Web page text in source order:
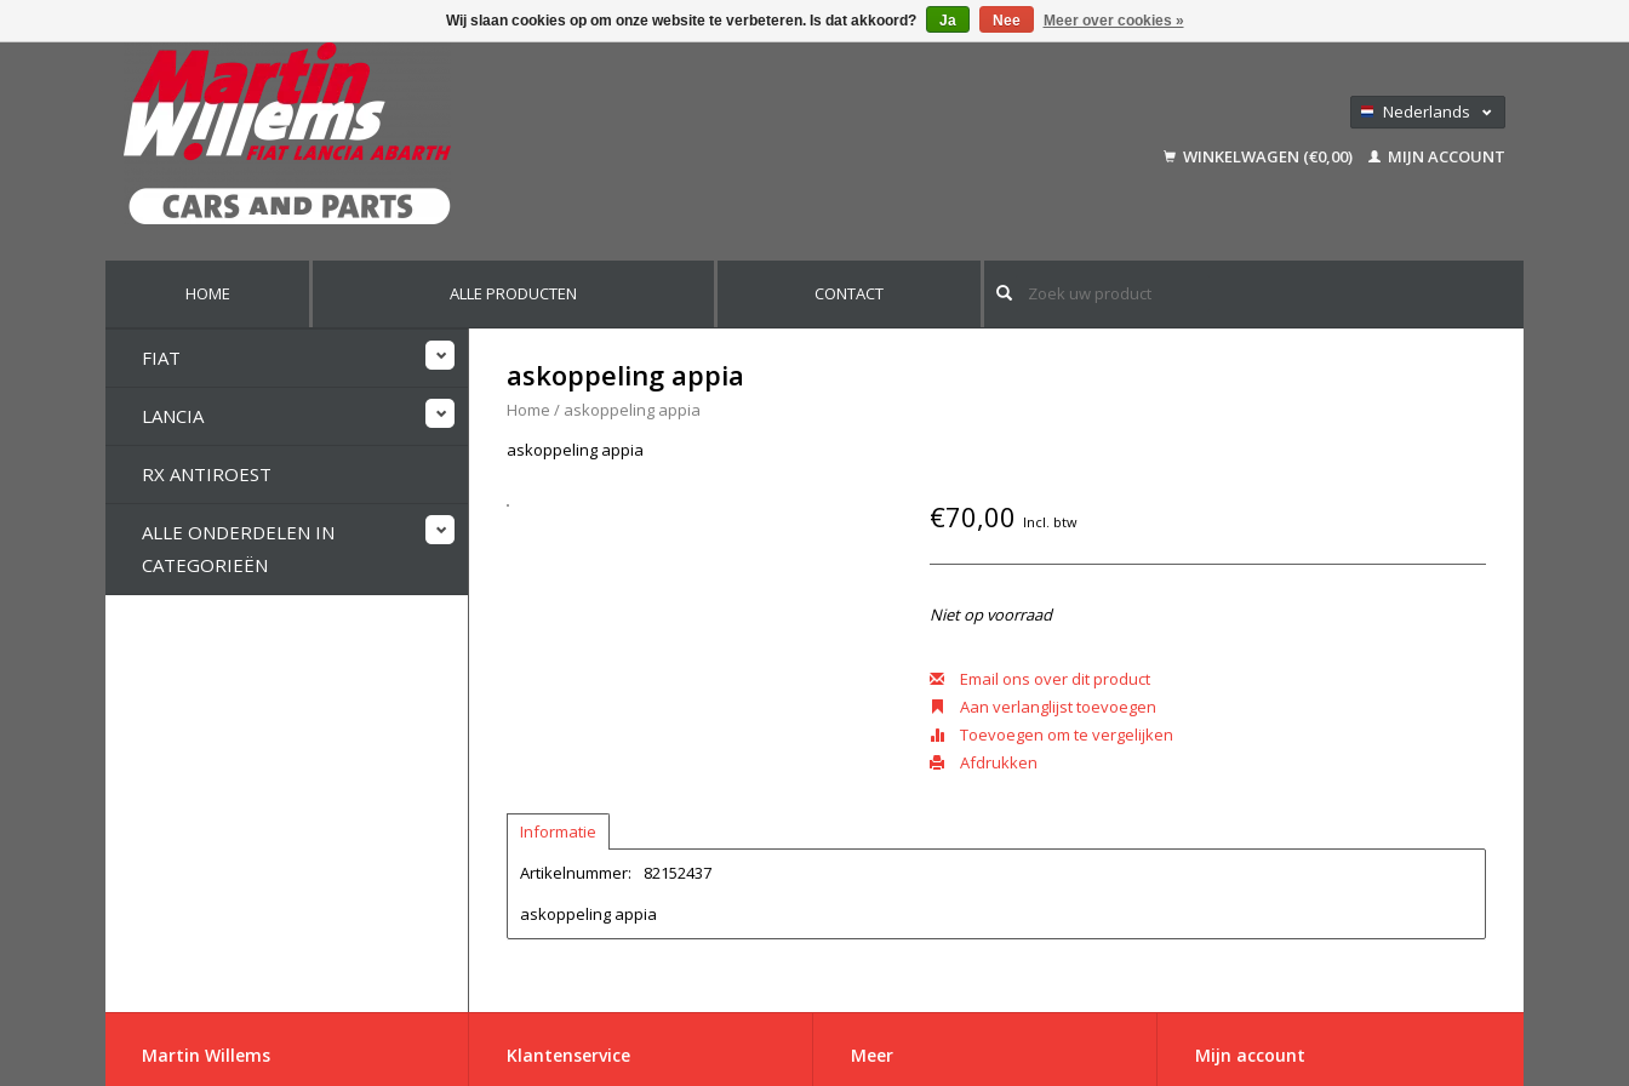
Nederlands
Français
WINKELWAGEN (€0,00) MIJN ACCOUNT
HOME ALLE PRODUCTEN CONTACT
FIAT
LANCIA
RX ANTIROEST
ALLE ONDERDELEN IN
CATEGORIEËN
askoppeling appia
Home / askoppeling appia
askoppeling appia
€70,00 Incl. btw
Niet op voorraad
Email ons over dit product
Aan verlanglijst toevoegen
Toevoegen om te vergelijken
Afdrukken
Informatie
Artikelnummer:
82152437
askoppeling appia
Martin Willems Klantenservice Meer Mijn account
Wij slaan cookies op om onze website te verbeteren. Is dat akkoord? Ja Nee Meer over cookies »